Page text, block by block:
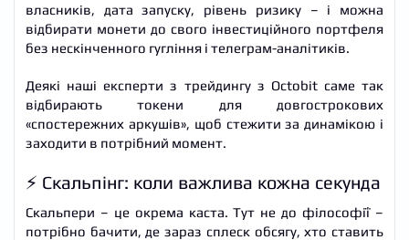
власників, дата запуску, рівень ризику – і можна
відбирати монети до свого інвестиційного портфеля
без нескінченного гугління і телеграм-аналітиків.
Деякі наші експерти з трейдингу з Octobit саме так
відбирають токени для довгострокових
«спостережних аркушів», щоб стежити за динамікою і
заходити в потрібний момент.
⚡ Скальпінг: коли важлива кожна секунда
Скальпери – це окрема каста. Тут не до філософії –
потрібно бачити, де зараз сплеск обсягу, хто ставить